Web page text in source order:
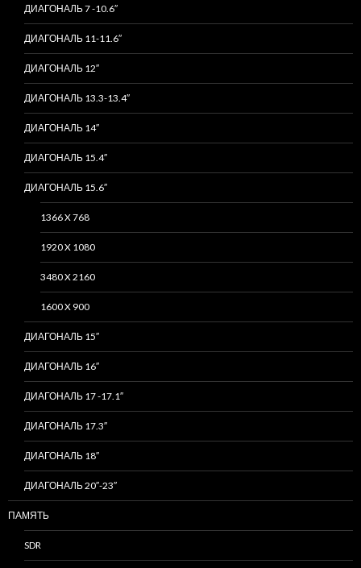
ДИАГОНАЛЬ 7 -10.6″
ДИАГОНАЛЬ 11-11.6″
ДИАГОНАЛЬ 12″
ДИАГОНАЛЬ 13.3-13.4″
ДИАГОНАЛЬ 14″
ДИАГОНАЛЬ 15.4″
ДИАГОНАЛЬ 15.6″
1366 X 768
1920 X 1080
3480 X 2160
1600 X 900
ДИАГОНАЛЬ 15″
ДИАГОНАЛЬ 16″
ДИАГОНАЛЬ 17 -17.1″
ДИАГОНАЛЬ 17.3″
ДИАГОНАЛЬ 18″
ДИАГОНАЛЬ 20″-23″
ПАМЯТЬ
SDR